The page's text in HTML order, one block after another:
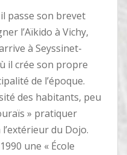
passe son brevet
l’Aïkido à Vichy,
à Seyssinet-
il crée son propre
de l’époque.
des habitants, peu
» pratiquer
du Dojo.
une « École